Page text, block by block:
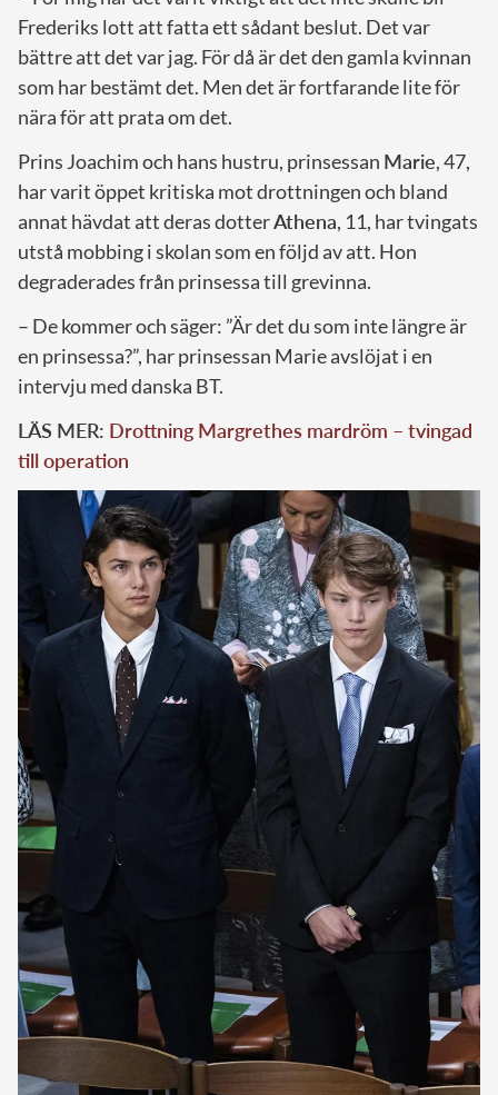
Frederiks lott att fatta ett sådant beslut. Det var
bättre att det var jag. För då är det den gamla kvinnan
som har bestämt det. Men det är fortfarande lite för
nära för att prata om det.
Prins Joachim och hans hustru, prinsessan Marie, 47,
har varit öppet kritiska mot drottningen och bland
annat hävdat att deras dotterAthena, 11, har tvingats
utstå mobbing i skolan som en följd av att. Hon
degraderades från prinsessa till grevinna.
– De kommer och säger: ”Är det du som inte längre är
en prinsessa?”, har prinsessan Marie avslöjat i en
intervju med danska BT.
LÄS MER: Drottning Margrethes mardröm – tvingad
till operation